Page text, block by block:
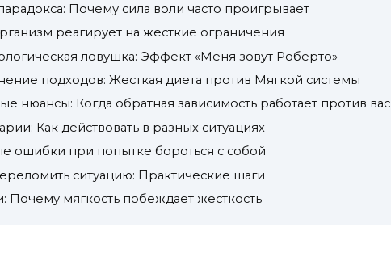
Почему сила воли часто проигрывает
реагирует на жесткие ограничения
ловушка: Эффект «Меня зовут Роберто»
подходов: Жесткая диета против Мягкой системы
нюансы: Когда обратная зависимость работает против вас
Как действовать в разных ситуациях
ошибки при попытке бороться с собой
ситуацию: Практические шаги
Почему мягкость побеждает жесткость